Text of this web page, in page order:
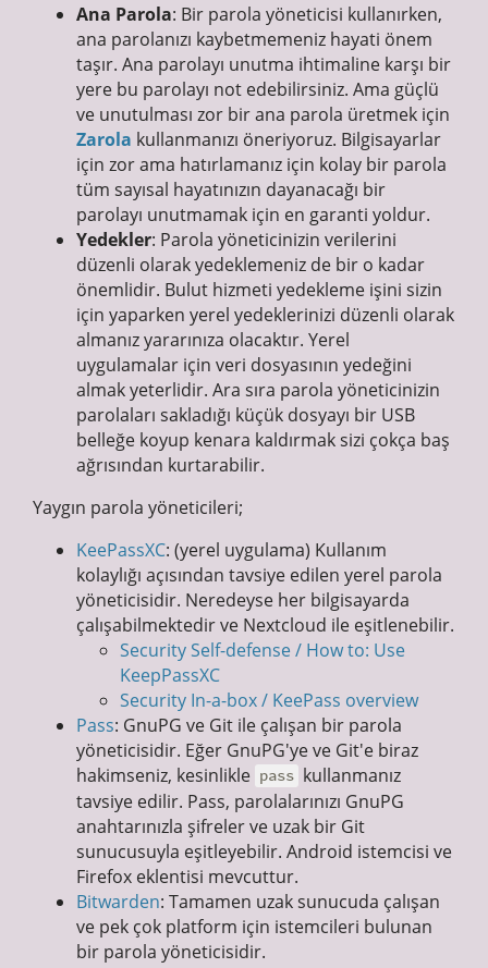
Ana Parola: Bir parola yöneticisi kullanırken,
ana parolanızı kaybetmemeniz hayati önem
taşır. Ana parolayı unutma ihtimaline karşı bir
yere bu parolayı not edebilirsiniz. Ama güçlü
ve unutulması zor bir ana parola üretmek için
Zarola kullanmanızı öneriyoruz. Bilgisayarlar
için zor ama hatırlamanız için kolay bir parola
tüm sayısal hayatınızın dayanacağı bir
parolayı unutmamak için en garanti yoldur.
Yedekler: Parola yöneticinizin verilerini
düzenli olarak yedeklemeniz de bir o kadar
önemlidir. Bulut hizmeti yedekleme işini sizin
için yaparken yerel yedeklerinizi düzenli olarak
almanız yararınıza olacaktır. Yerel
uygulamalar için veri dosyasının yedeğini
almak yeterlidir. Ara sıra parola yöneticinizin
parolaları sakladığı küçük dosyayı bir USB
belleğe koyup kenara kaldırmak sizi çokça baş
ağrısından kurtarabilir.
Yaygın parola yöneticileri;
KeePassXC: (yerel uygulama) Kullanım
kolaylığı açısından tavsiye edilen yerel parola
yöneticisidir. Neredeyse her bilgisayarda
çalışabilmektedir ve Nextcloud ile eşitlenebilir.
Security Self-defense / How to: Use
KeepPassXC
Security In-a-box / KeePass overview
Pass: GnuPG ve Git ile çalışan bir parola
yöneticisidir. Eğer GnuPG'ye ve Git'e biraz
hakimseniz, kesinlikle pass kullanmanız
tavsiye edilir. Pass, parolalarınızı GnuPG
anahtarınızla şifreler ve uzak bir Git
sunucusuyla eşitleyebilir. Android istemcisi ve
Firefox eklentisi mevcuttur.
Bitwarden: Tamamen uzak sunucuda çalışan
ve pek çok platform için istemcileri bulunan
bir parola yöneticisidir.